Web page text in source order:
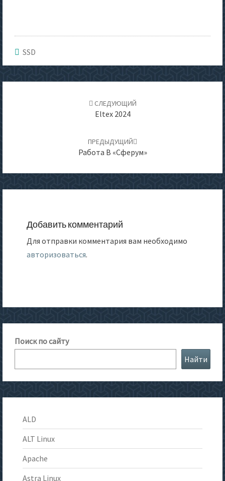
SSD
СЛЕДУЮЩИЙ
Eltex 2024
ПРЕДЫДУЩИЙ
Работа В «Сферум»
Добавить комментарий
Для отправки комментария вам необходимо
авторизоваться.
Поиск по сайту
Найти
ALD
ALT Linux
Apache
Astra Linux